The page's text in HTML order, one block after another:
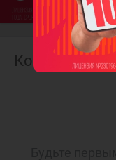
Комментарии